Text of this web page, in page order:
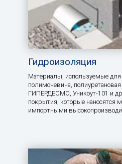
Гидроизоляция
Материалы, используемые для
полимочевина,
ГИПЕРДЕСМО, Уникоут-101 и
покрытия, которые наносятся
импортными